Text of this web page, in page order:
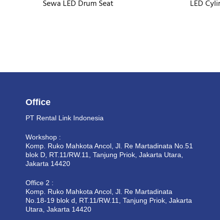
Sewa LED Drum Seat LED
Office
PT Rental Link Indonesia
Workshop :
Komp. Ruko Mahkota Ancol, Jl. Re Martadinata No.51
blok D, RT.11/RW.11, Tanjung Priok, Jakarta Utara,
Jakarta 14420
Office 2 :
Komp. Ruko Mahkota Ancol, Jl. Re Martadinata
No.18-19 blok d, RT.11/RW.11, Tanjung Priok, Jakarta
Utara, Jakarta 14420